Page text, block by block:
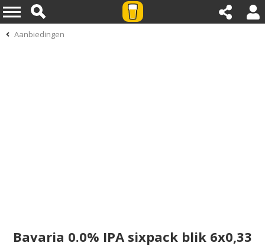
Aanbiedingen
Bavaria 0.0% IPA sixpack blik 6x0,33